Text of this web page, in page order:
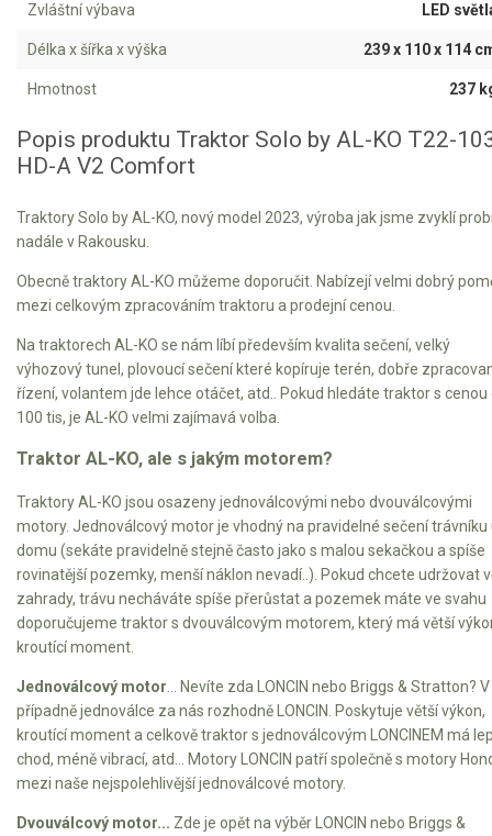
Vertikutátory
Kultivátory
Nůžky na živý plot
Elektrocentrály
Štěpkovače a drtiče
Elektrické skútry
Elektrické tříkolky
Elektrické čtyřkolky
Náhradní díly
Náhradní díly pro motorové pily
Řetězové pily
Náhradní díly pro křovinořezy
Náhradní díly pro sekačky
Zvláštní výbava LED
Délka x šířka x výška 239 x 110 x 114
Hmotnost 237
Popis produktu Traktor Solo by AL-KO T22-
HD-A V2 Comfort
Traktory Solo by AL-KO, nový model 2023, výroba jak jsme zvyklí
nadále v Rakousku.
Obecně traktory AL-KO můžeme doporučit. Nabízejí velmi dobrý
mezi celkovým zpracováním traktoru a prodejní cenou.
Na traktorech AL-KO se nám líbí především kvalita sečení, velký
výhozový tunel, plovoucí sečení které kopíruje terén, dobře
řízení, volantem jde lehce otáčet, atd.. Pokud hledáte traktor s cenou
100 tis, je AL-KO velmi zajímavá volba.
Traktor AL-KO, ale s jakým motorem?
Traktory AL-KO jsou osazeny jednoválcovými nebo dvouválcovými
motory. Jednoválcový motor je vhodný na pravidelné sečení trávníku
domu (sekáte pravidelně stejně často jako s malou sekačkou a spíše
rovinatější pozemky, menší náklon nevadí..). Pokud chcete udržovat
zahrady, trávu necháváte spíše přerůstat a pozemek máte ve svahu
doporučujeme traktor s dvouválcovým motorem, který má větší
kroutící moment.
Jednoválcový motor ... Nevíte zda LONCIN nebo Briggs & Stratton? V
případně jednoválce za nás rozhodně LONCIN. Poskytuje větší výkon,
kroutící moment a celkově traktor s jednoválcovým LONCINEM má
chod, méně vibrací, atd... Motory LONCIN patří společně s motory
mezi naše nejspolehlivější jednoválcové motory.
Dvouválcový motor... Zde je opět na výběr LONCIN nebo Briggs &